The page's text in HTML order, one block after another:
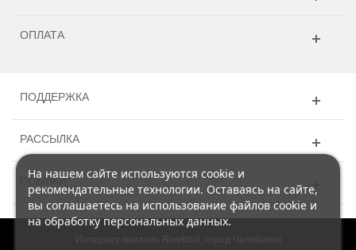
ОПЛАТА
ПОДДЕРЖКА
РАССЫЛКА
ССЫЛКИ
На нашем сайте используются cookie и
рекомендательные технологии. Оставаясь на сайте,
вы соглашаетесь на использование файлов cookie и
на обработку персональных данных.
Интернет-магазин Rivettool, город Челябинск